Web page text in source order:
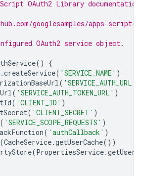
OAuth2 Library
googlesamples/apps-script-
OAuth2 service object.
()
{
.createService( 'SERVICE_NAME' )
( 'SERVICE_AUTH_URL'
( 'SERVICE_AUTH_TOKEN_URL' )
( 'CLIENT_ID' )
( 'CLIENT_SECRET' )
( 'SERVICE_SCOPE_REQUESTS' )
( 'authCallback' )
(CacheService.getUserCache())
(PropertiesService.